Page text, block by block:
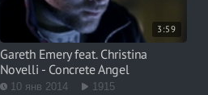
3:59
Gareth Emery feat. Christina
Novelli - Concrete Angel
10 янв 2014 1915